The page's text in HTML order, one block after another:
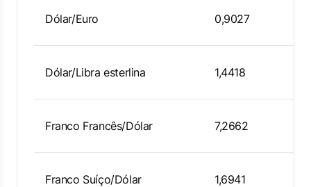
Dólar/Euro 0,9027
Dólar/Libra esterlina 1,4418
Franco Francês/Dólar 7,2662
Franco Suíço/Dólar 1,6941